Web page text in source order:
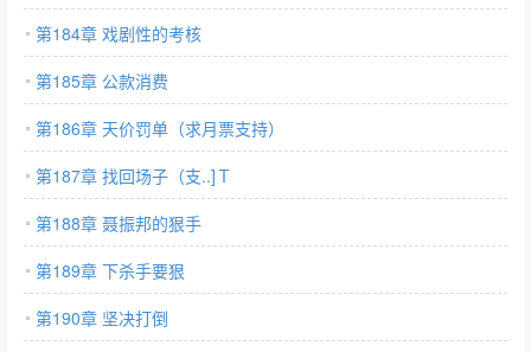
第184章 戏剧性的考核
第185章 公款消费
第186章 天价罚单（求月票支持）
第187章 找回场子（支..]Ｔ
第188章 聂振邦的狠手
第189章 下杀手要狠
第190章 坚决打倒